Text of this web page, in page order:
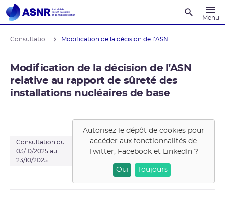
Menu
Modification de la décision de l’ASN ...
Modification de la décision de l’ASN
relative au rapport de sûreté des
installations nucléaires de base
Consultation du
03/10/2025 au
23/10/2025
Autorisez le dépôt de cookies pour
accéder aux fonctionnalités de
Twitter, Facebook et LinkedIn?
Oui Toujours